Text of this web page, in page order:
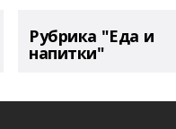
Рубрика "Еда и
напитки"